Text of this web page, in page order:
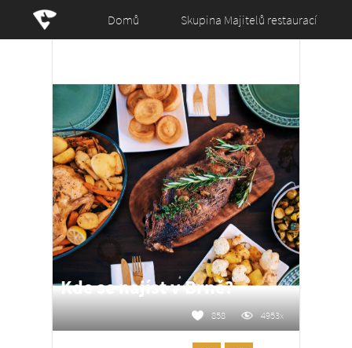
Domů Skupina Majitelů restaurací
Kde se najíst v Brně?
858 4953x